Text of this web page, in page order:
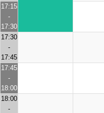
17:15
-
17:30
17:30
-
17:45
17:45
-
18:00
18:00
-